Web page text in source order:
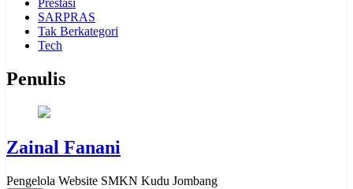
Prestasi
SARPRAS
Tak Berkategori
Tech
Penulis
Zainal Fanani
Pengelola Website SMKN Kudu Jombang